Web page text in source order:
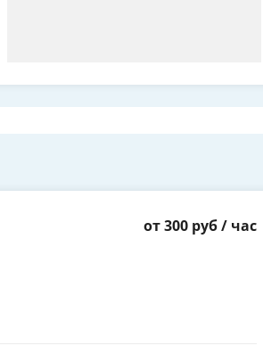
от 300 руб / час